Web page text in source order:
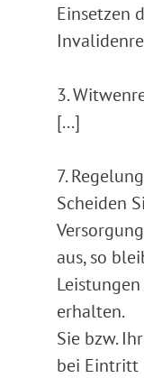
Einsetzen
3.
[...]
7.
Scheiden
aus, so
erhalten.
Sie bzw.
bei Eintritt